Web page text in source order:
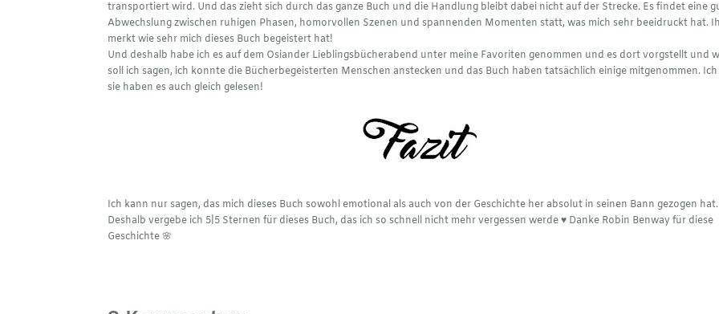
transportiert wird. Und das zieht sich durch das ganze Buch und die Handlung bleibt dabei nicht auf der Strecke. Es findet eine
Abwechslung zwischen ruhigen Phasen, homorvollen Szenen und spannenden Momenten statt, was mich sehr beeidruckt hat.
merkt wie sehr mich dieses Buch begeistert hat!
Und deshalb habe ich es auf dem Osiander Lieblingsbücherabend unter meine Favoriten genommen und es dort vorgstellt und
soll ich sagen, ich konnte die Bücherbegeisterten Menschen anstecken und das Buch haben tatsächlich einige mitgenommen.
sie haben es auch gleich gelesen!
Ich kann nur sagen, das mich dieses Buch sowohl emotional als auch von der Geschichte her absolut in seinen Bann gezogen hat.
Deshalb vergebe ich 5|5 Sternen für dieses Buch, das ich so schnell nicht mehr vergessen werde ♥︎ Danke Robin Benway für diese
Geschichte 🌸